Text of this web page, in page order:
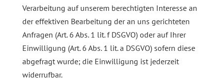
Verarbeitung auf unserem berechtigten Interesse an
der effektiven Bearbeitung der an uns gerichteten
Anfragen (Art. 6 Abs. 1 lit. f DSGVO) oder auf Ihrer
Einwilligung (Art. 6 Abs. 1 lit. a DSGVO) sofern diese
abgefragt wurde; die Einwilligung ist jederzeit
widerrufbar.